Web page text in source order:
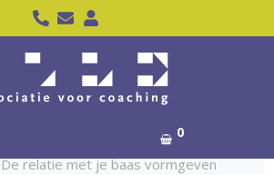
0
De relatie met je baas vormgeven